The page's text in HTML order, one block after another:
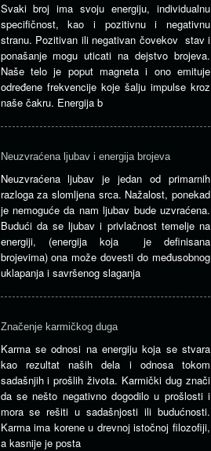
Svaki broj ima svoju energiju, individualnu
specifičnost, kao i pozitivnu i negativnu
stranu. Pozitivan ili negativan čovekov stav i
ponašanje mogu uticati na dejstvo brojeva.
Naše telo je poput magneta i ono emituje
određene frekvencije koje šalju impulse kroz
naše čakru. Energija b
Neuzvraćena ljubav i energija brojeva
Neuzvraćena ljubav je jedan od primarnih
razloga za slomljena srca. Nažalost, ponekad
je nemoguće da nam ljubav bude uzvraćena.
Budući da se ljubav i privlačnost temelje na
energiji, (energija koja je definisana
brojevima) ona može dovesti do međusobnog
uklapanja i savršenog slaganja
Značenje karmičkog duga
Karma se odnosi na energiju koja se stvara
kao rezultat naših dela i odnosa tokom
sadašnjih i prošlih života. Karmički dug znači
da se nešto negativno dogodilo u prošlosti i
mora se rešiti u sadašnjosti ili budućnosti.
Karma ima korene u drevnoj istočnoj filozofiji,
a kasnije je posta